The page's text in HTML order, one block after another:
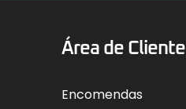
Área de Cliente
Encomendas